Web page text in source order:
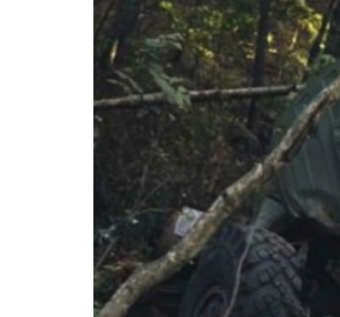
Культура
Афіша